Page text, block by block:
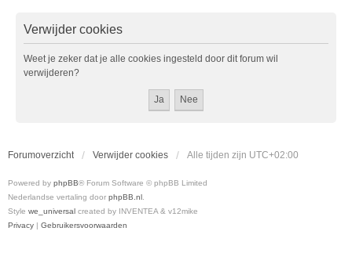
Verwijder cookies
Weet je zeker dat je alle cookies ingesteld door dit forum wil
verwijderen?
Forumoverzicht Verwijder cookies Alle tijden zijn UTC+02:00
Powered by phpBB® Forum Software © phpBB Limited
Nederlandse vertaling door phpBB.nl
Style we_universal created by INVENTEA & v12mike
Privacy | Gebruikersvoorwaarden